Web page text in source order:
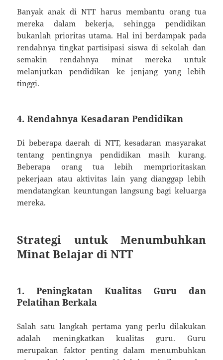
Banyak anak di NTT harus membantu orang tua
mereka dalam bekerja, sehingga pendidikan
bukanlah prioritas utama. Hal ini berdampak pada
rendahnya tingkat partisipasi siswa di sekolah dan
semakin rendahnya minat mereka untuk
melanjutkan pendidikan ke jenjang yang lebih
tinggi.
4. Rendahnya Kesadaran Pendidikan
Di beberapa daerah di NTT, kesadaran masyarakat
tentang pentingnya pendidikan masih kurang.
Beberapa orang tua lebih memprioritaskan
pekerjaan atau aktivitas lain yang dianggap lebih
mendatangkan keuntungan langsung bagi keluarga
mereka.
Strategi untuk Menumbuhkan
Minat Belajar di NTT
1. Peningkatan Kualitas Guru dan
Pelatihan Berkala
Salah satu langkah pertama yang perlu dilakukan
adalah meningkatkan kualitas guru. Guru
merupakan faktor penting dalam menumbuhkan